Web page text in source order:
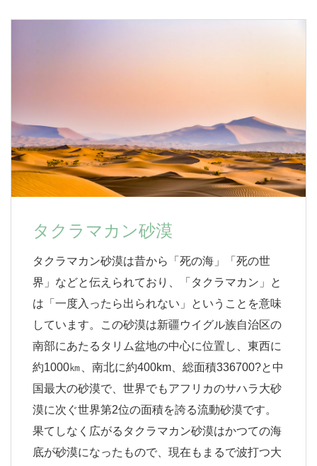
タクラマカン砂漠
タクラマカン砂漠は昔から「死の海」「死の世
界」などと伝えられており、「タクラマカン」と
は「一度入ったら出られない」ということを意味
しています。この砂漠は新疆ウイグル族自治区の
南部にあたるタリム盆地の中心に位置し、東西に
約1000㎞、南北に約400km、総面積336700?と中
国最大の砂漠で、世界でもアフリカのサハラ大砂
漠に次ぐ世界第2位の面積を誇る流動砂漠です。
果てしなく広がるタクラマカン砂漠はかつての海
底が砂漠になったもので、現在もまるで波打つ大